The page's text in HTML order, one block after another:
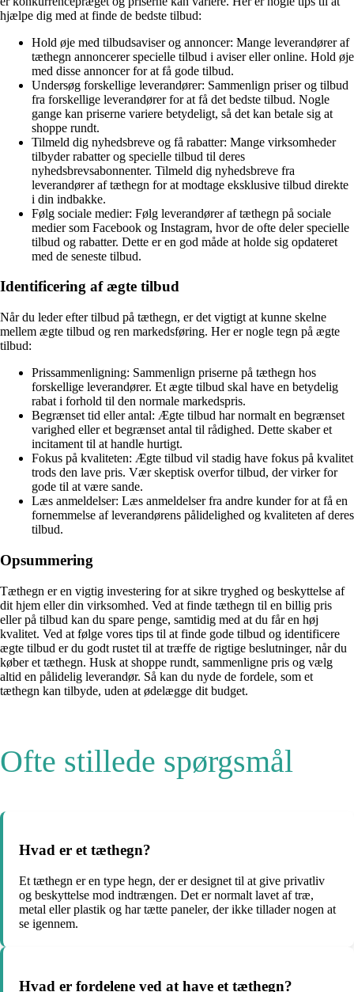
hjælpe dig med at finde de bedste tilbud:
Hold øje med tilbudsaviser og annoncer: Mange leverandører af
tæthegn annoncerer specielle tilbud i aviser eller online. Hold øje
med disse annoncer for at få gode tilbud.
Undersøg forskellige leverandører: Sammenlign priser og tilbud
fra forskellige leverandører for at få det bedste tilbud. Nogle
gange kan priserne variere betydeligt, så det kan betale sig at
shoppe rundt.
Tilmeld dig nyhedsbreve og få rabatter: Mange virksomheder
tilbyder rabatter og specielle tilbud til deres
nyhedsbrevsabonnenter. Tilmeld dig nyhedsbreve fra
leverandører af tæthegn for at modtage eksklusive tilbud direkte
i din indbakke.
Følg sociale medier: Følg leverandører af tæthegn på sociale
medier som Facebook og Instagram, hvor de ofte deler specielle
tilbud og rabatter. Dette er en god måde at holde sig opdateret
med de seneste tilbud.
Identificering af ægte tilbud
Når du leder efter tilbud på tæthegn, er det vigtigt at kunne skelne
mellem ægte tilbud og ren markedsføring. Her er nogle tegn på ægte
tilbud:
Prissammenligning: Sammenlign priserne på tæthegn hos
forskellige leverandører. Et ægte tilbud skal have en betydelig
rabat i forhold til den normale markedspris.
Begrænset tid eller antal: Ægte tilbud har normalt en begrænset
varighed eller et begrænset antal til rådighed. Dette skaber et
incitament til at handle hurtigt.
Fokus på kvaliteten: Ægte tilbud vil stadig have fokus på kvalitet
trods den lave pris. Vær skeptisk overfor tilbud, der virker for
gode til at være sande.
Læs anmeldelser: Læs anmeldelser fra andre kunder for at få en
fornemmelse af leverandørens pålidelighed og kvaliteten af deres
tilbud.
Opsummering
Tæthegn er en vigtig investering for at sikre tryghed og beskyttelse af
dit hjem eller din virksomhed. Ved at finde tæthegn til en billig pris
eller på tilbud kan du spare penge, samtidig med at du får en høj
kvalitet. Ved at følge vores tips til at finde gode tilbud og identificere
ægte tilbud er du godt rustet til at træffe de rigtige beslutninger, når du
køber et tæthegn. Husk at shoppe rundt, sammenligne pris og vælg
altid en pålidelig leverandør. Så kan du nyde de fordele, som et
tæthegn kan tilbyde, uden at ødelægge dit budget.
Ofte stillede spørgsmål
Hvad er et tæthegn?
Et tæthegn er en type hegn, der er designet til at give privatliv
og beskyttelse mod indtrængen. Det er normalt lavet af træ,
metal eller plastik og har tætte paneler, der ikke tillader nogen at
se igennem.
Hvad er fordelene ved at have et tæthegn?